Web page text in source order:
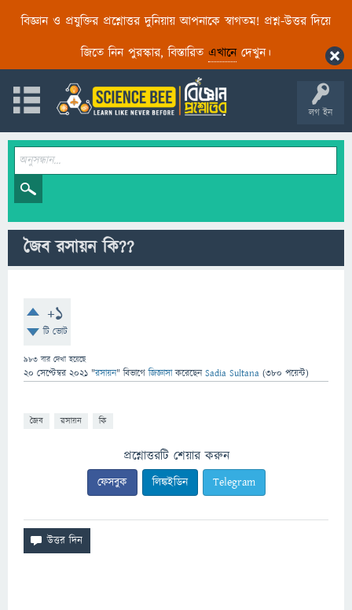
বিজ্ঞান ও প্রযুক্তির প্রশ্নোত্তর দুনিয়ায় আপনাকে স্বাগতম! প্রশ্ন-উত্তর দিয়ে
জিতে নিন পুরস্কার, বিস্তারিত এখানেদেখুন।
লগ ইন
জৈব রসায়ন কি??
+1
টি ভোট
983 বার দেখা হয়েছে
20 সেপ্টেম্বর 2021 "রসায়ন" বিভাগে জিজ্ঞাসাকরেছেনSadia Sultana (380 পয়েন্ট)
জৈব রসায়ন কি
প্রশ্নোত্তরটি শেয়ার করুন
ফেসবুক লিঙ্কইডিন Telegram